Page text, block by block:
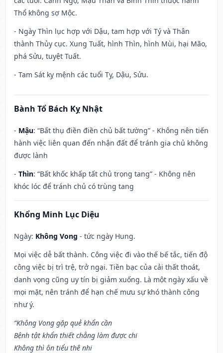
Thổ không sợ Mộc.
- Ngày Thìn lục hợp với Dậu, tam hợp với Tý và Thân
thành Thủy cục. Xung Tuất, hình Thìn, hình Mùi, hại Mão,
phá Sửu, tuyệt Tuất.
- Tam Sát kỵ mệnh các tuổi Tỵ, Dậu, Sửu.
Bành Tổ Bách Kỵ Nhật
- Mậu: “Bất thụ điền điền chủ bất tường” - Không nên tiến
hành việc liên quan đến nhận đất để tránh gia chủ không
được lành
- Thìn: “Bất khốc khấp tất chủ trọng tang” - Không nên
khóc lóc để tránh chủ có trùng tang
Khổng Minh Lục Diệu
Ngày: Không Vong - tức ngày Hung.
Mọi việc dễ bất thành. Công việc đi vào thế bế tắc, tiến độ
công việc bị trì trệ, trở ngại. Tiền bạc của cải thất thoát,
danh vọng cũng uy tín bị giảm xuống. Là một ngày xấu về
mọi mặt, nên tránh để hạn chế mưu sự khó thành công
như ý.
“Không Vong gặp quẻ khẩn cần
Bệnh tật khẩn thiết chẳng làm được chi
Không thì ôn tiểu thê nhi